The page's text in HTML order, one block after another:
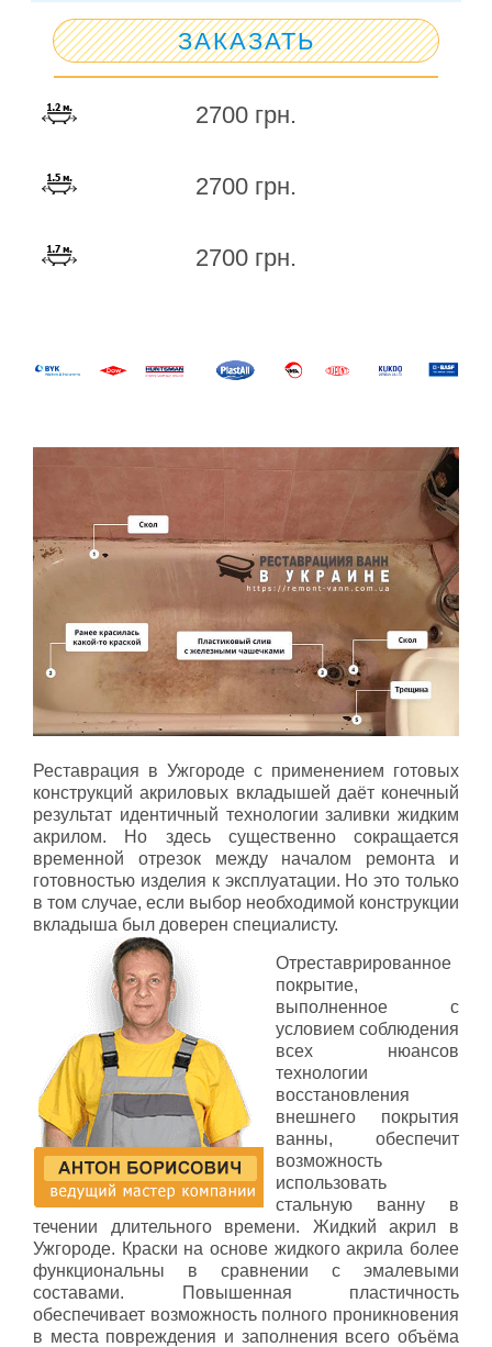
ЗАКАЗАТЬ
2700 грн.
2700 грн.
2700 грн.
Реставрация в Ужгороде с применением готовых
конструкций акриловых вкладышей даёт конечный
результат идентичный технологии заливки жидким
акрилом. Но здесь существенно сокращается
временной отрезок между началом ремонта и
готовностью изделия к эксплуатации. Но это только
в том случае, если выбор необходимой конструкции
вкладыша был доверен специалисту.
Отреставрированное
покрытие,
выполненное с
условием соблюдения
всех нюансов
технологии
восстановления
внешнего покрытия
ванны, обеспечит
возможность
использовать
стальную ванну в
течении длительного времени. Жидкий акрил в
Ужгороде. Краски на основе жидкого акрила более
функциональны в сравнении с эмалевыми
составами. Повышенная пластичность
обеспечивает возможность полного проникновения
в места повреждения и заполнения всего объёма